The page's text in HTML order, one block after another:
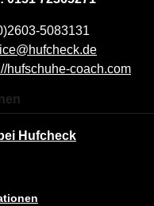
5083131
hufschuhe-coach.com
Hufcheck